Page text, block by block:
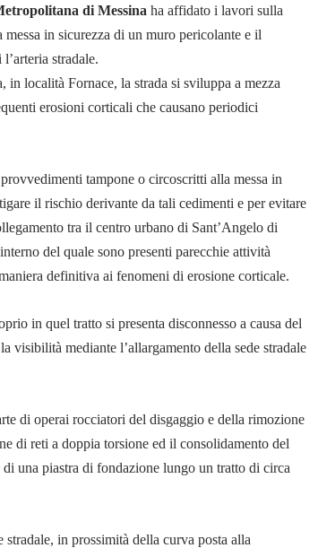
di Messina ha affidato i lavori sulla
messa in sicurezza di un muro pericolante e il
stradale.
località Fornace, la strada si sviluppa a mezza
erosioni corticali che causano periodici
tampone o circoscritti alla messa in
il rischio derivante da tali cedimenti e per evitare
tra il centro urbano di Sant’Angelo di
del quale sono presenti parecchie attività
definitiva ai fenomeni di erosione corticale.
in quel tratto si presenta disconnesso a causa del
visibilità mediante l’allargamento della sede stradale
di operai rocciatori del disgaggio e della rimozione
di reti a doppia torsione ed il consolidamento del
una piastra di fondazione lungo un tratto di circa
stradale, in prossimità della curva posta alla